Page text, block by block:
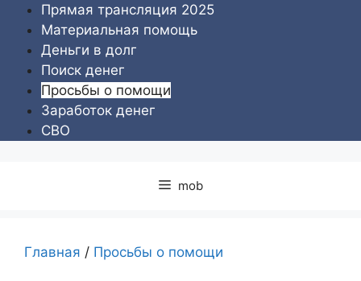
Перейти
содержимому
Прямая трансляция 2025
Материальная помощь
Деньги в долг
Поиск денег
Просьбы о помощи
Заработок денег
СВО
mob
Главная / Просьбы о помощи